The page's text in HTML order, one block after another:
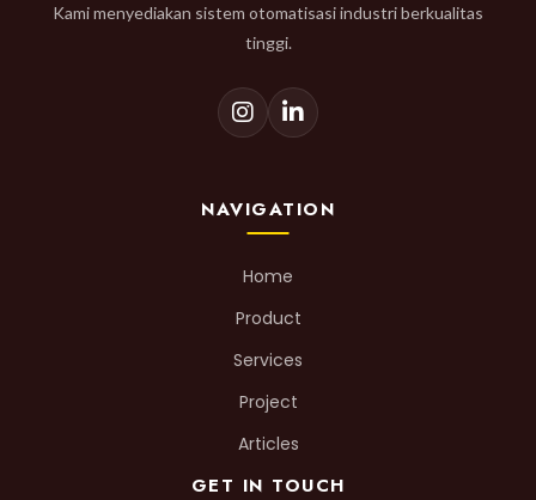
Kami menyediakan sistem otomatisasi industri berkualitas
tinggi.
NAVIGATION
Home
Product
Services
Project
Articles
GET IN TOUCH